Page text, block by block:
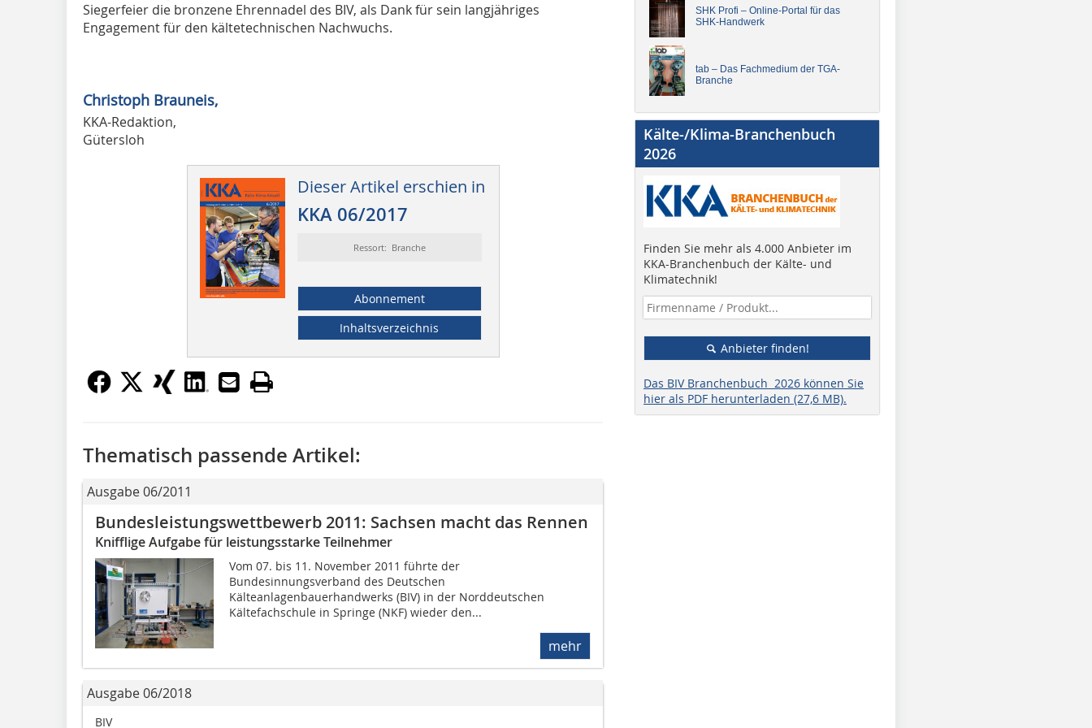
Siegerfeier die bronzene Ehrennadel des BIV, als Dank für sein langjähriges
Engagement für den kältetechnischen Nachwuchs.
Christoph Brauneis,
KKA-Redaktion,
Gütersloh
Dieser Artikel erschien in
KKA 06/2017
Ressort: Branche
Abonnement
Inhaltsverzeichnis
Thematisch passende Artikel:
Ausgabe 06/2011
Bundesleistungswettbewerb 2011: Sachsen macht das Rennen
Knifflige Aufgabe für leistungsstarke Teilnehmer
Vom 07. bis 11. November 2011 führte der
Bundesinnungsverband des Deutschen
Kälteanlagenbauerhandwerks (BIV) in der Norddeutschen
Kältefachschule in Springe (NKF) wieder den...
mehr
Ausgabe 06/2018
BIV
SHK Profi – Online-Portal für das
SHK-Handwerk
tab – Das Fachmedium der TGA-
Branche
Kälte-/Klima-Branchenbuch
2026
Finden Sie mehr als 4.000 Anbieter im
KKA-Branchenbuch der Kälte- und
Klimatechnik!
Anbieter finden!
Das BIV Branchenbuch 2026 können Sie
hier als PDF herunterladen (27,6 MB).